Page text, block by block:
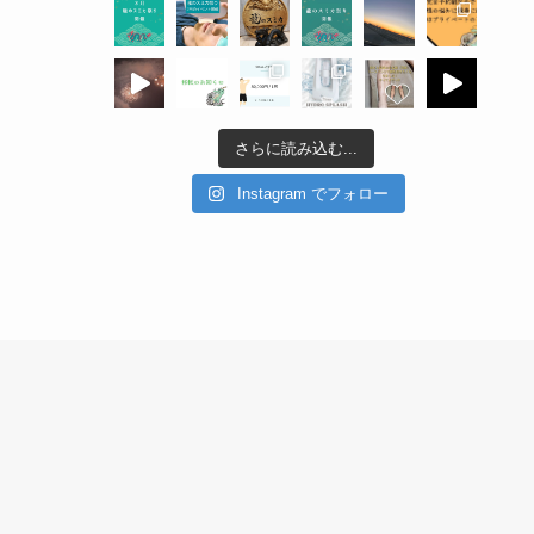
さらに読み込む...
Instagram でフォロー